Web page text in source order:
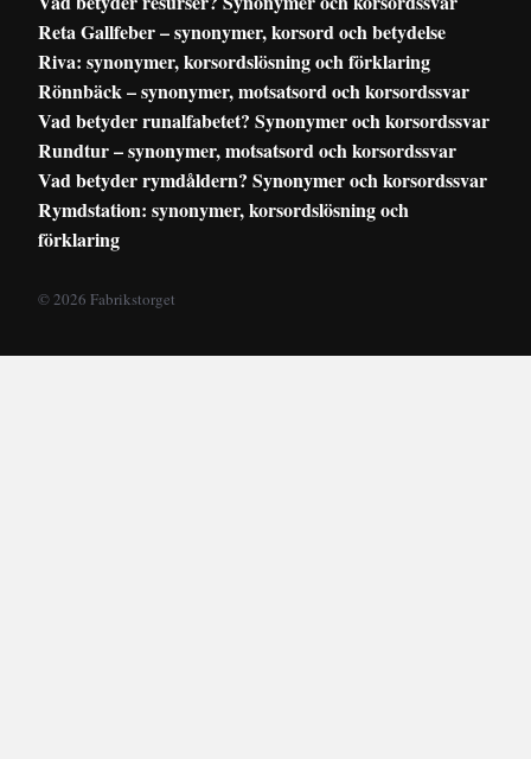
Reta Gallfeber – synonymer, korsord och betydelse
Riva: synonymer, korsordslösning och förklaring
Rönnbäck – synonymer, motsatsord och korsordssvar
Vad betyder runalfabetet? Synonymer och korsordssvar
Rundtur – synonymer, motsatsord och korsordssvar
Vad betyder rymdåldern? Synonymer och korsordssvar
Rymdstation: synonymer, korsordslösning och
förklaring
© 2026 Fabrikstorget